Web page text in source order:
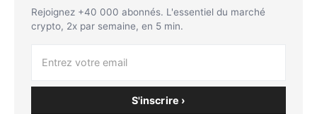
Rejoignez +40 000 abonnés. L'essentiel du marché
crypto, 2x par semaine, en 5 min.
S'inscrire ›